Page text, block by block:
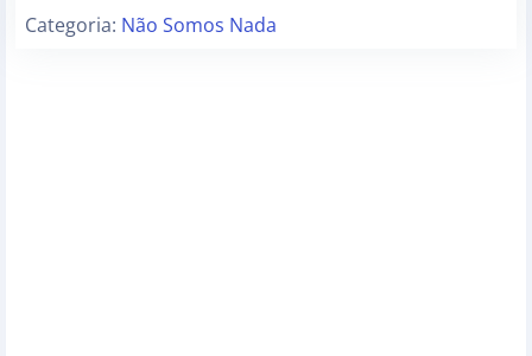
Categoria: Não Somos Nada